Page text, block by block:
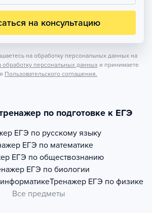
на консультацию
на обработку персональных данных на
обработку персональных данных и принимаете
Пользовательского соглашения.
по подготовке к ЕГЭ
ЕГЭ по русскому языку
ЕГЭ по математике
ЕГЭ по обществознанию
ЕГЭ по биологии
Тренажер ЕГЭ по физике
Все предметы